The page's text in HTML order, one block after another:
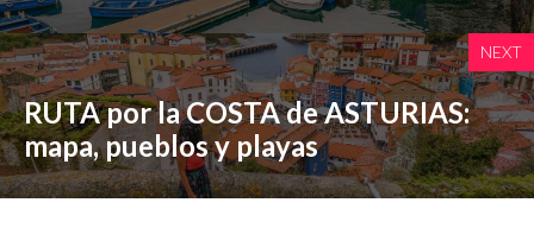
NEXT
RUTA por la COSTA de ASTURIAS:
mapa, pueblos y playas